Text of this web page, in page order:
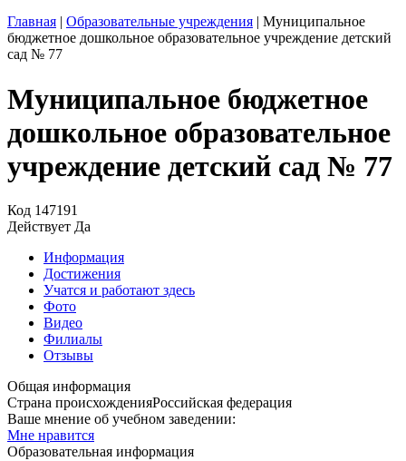
Главная | Образовательные учреждения | Муниципальное
бюджетное дошкольное образовательное учреждение детский
сад № 77
Муниципальное бюджетное
дошкольное образовательное
учреждение детский сад № 77
Код 147191
Действует Да
Информация
Достижения
Учатся и работают здесь
Фото
Видео
Филиалы
Отзывы
Общая информация
Страна происхожденияРоссийская федерация
Ваше мнение об учебном заведении:
Мне нравится
Образовательная информация